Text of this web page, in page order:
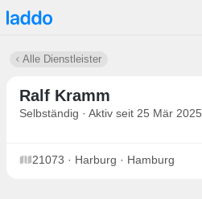
Alle Dienstleister
Ralf Kramm
Selbständig · Aktiv seit 25 Mär 2025
21073 · Harburg · Hamburg